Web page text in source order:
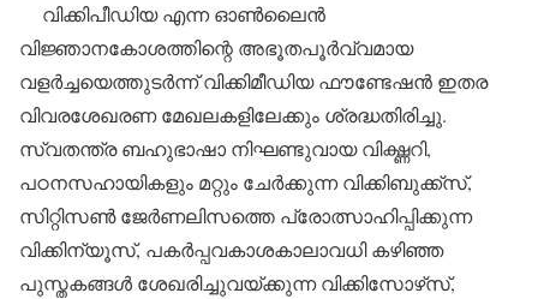
വിക്കിപീഡിയ എന്ന ഓണ്‍ലൈന്‍
വിജ്ഞാനകോശത്തിന്റെ അഭൂതപൂര്‍വ്വമായ
വളര്‍ച്ചയെത്തുടര്‍ന്ന് വിക്കിമീഡിയ ഫൗണ്ടേഷന്‍ ഇതര
വിവരശേഖരണ മേഖലകളിലേക്കും ശ്രദ്ധതിരിച്ചു.
സ്വതന്ത്ര ബഹുഭാഷാ നിഘണ്ടുവായ വിക്ഷ്ണറി,
പഠനസഹായികളും മറ്റും ചേര്‍ക്കുന്ന വിക്കിബുക്ക്‌സ്,
സിറ്റിസണ്‍ ജേര്‍ണലിസത്തെ പ്രോത്സാഹിപ്പിക്കുന്ന
വിക്കിന്യൂസ്, പകര്‍പ്പവകാശകാലാവധി കഴിഞ്ഞ
പുസ്തകങ്ങള്‍ ശേഖരിച്ചുവയ്ക്കുന്ന വിക്കിസോഴ്‌സ്,